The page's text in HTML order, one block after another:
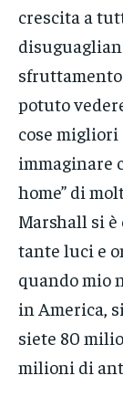
crescita a
potuto
cose migliori
immaginare
home” di
Marshall si è
tante luci e
quando mio
in America,
siete 80
milioni di